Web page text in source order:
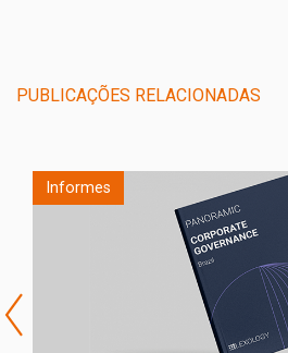
PUBLICAÇÕES RELACIONADAS
Informes